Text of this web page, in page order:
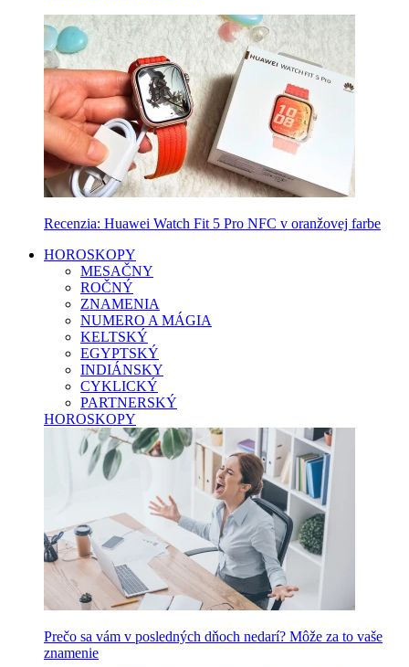
Recenzia: Huawei Watch Fit 5 Pro NFC v oranžovej farbe
HOROSKOPY
MESAČNY
ROČNÝ
ZNAMENIA
NUMERO A MÁGIA
KELTSKÝ
EGYPTSKÝ
INDIÁNSKY
CYKLICKÝ
PARTNERSKÝ
HOROSKOPY
Prečo sa vám v posledných dňoch nedarí? Môže za to vaše
znamenie